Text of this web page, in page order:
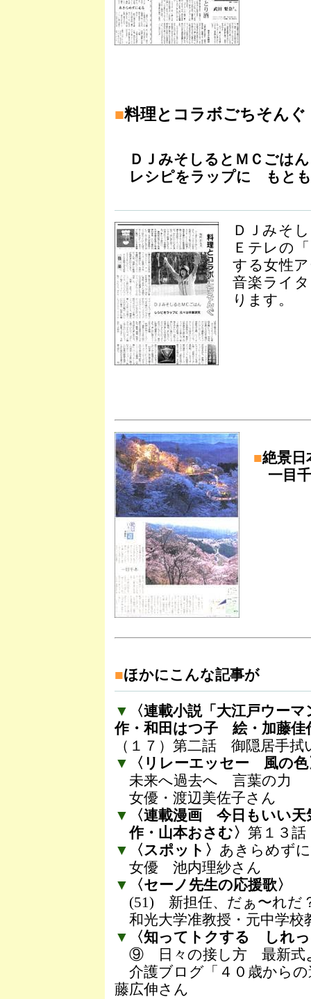
■料理とコラボごちそんぐ
ＤＪみそしるとＭＣごはん
レシピをラップに もとも
ＤＪみそ
Ｅテレの
する女性
音楽ライ
ります。
■絶景
一目
■ほかにこんな記事が
▼
〈連載小説「大江戸ウー
作・和田はつ子 絵・加藤佳
（１７）第二話 御隠居手拭
▼
〈リレーエッセー 風の色
未来へ過去へ 言葉の力
女優・渡辺美佐子さん
▼
〈連載漫画 今日もいい天
作・山本おさむ〉 第１３
▼
〈スポット〉 あきらめず
女優 池内理紗さん
▼
〈セーノ先生の応援歌〉
(51) 新担任、だぁ〜れだ
和光大学准教授・元中学校
▼
〈知ってトクする しれ
⑨ 日々の接し方 最新式
介護ブログ「４０歳からの
藤広伸さん